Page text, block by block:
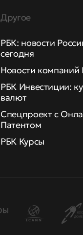
Другое
РБК: новости
сегодня
Новости
РБК Инвестиции:
валют
Спецпроект с
Патентом
РБК Курсы